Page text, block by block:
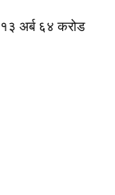
१३ अर्ब ६४ करोड